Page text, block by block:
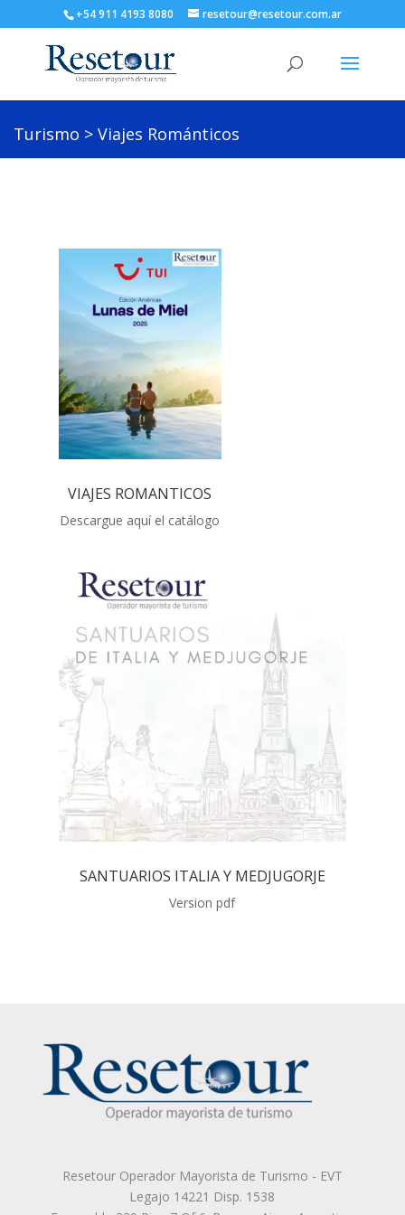
+54 911 4193 8080 resetour@resetour.com.ar
Turismo > Viajes Románticos
VIAJES ROMANTICOS
Descargue aquí el catálogo
SANTUARIOS ITALIA Y MEDJUGORJE
Version pdf
Resetour Operador Mayorista de Turismo - EVT
Legajo 14221 Disp. 1538